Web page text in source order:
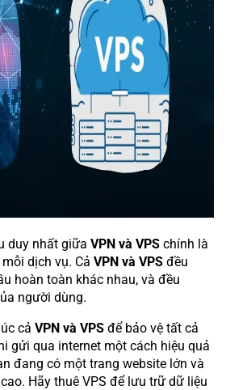
duy nhất giữa VPN và VPS chính là
dịch vụ. Cả VPN và VPS đều
hoàn toàn khác nhau, và đều
người dùng.
cả VPN và VPS để bảo vệ tất cả
gửi qua internet một cách hiệu quả
đang có một trang website lớn và
Hãy thuê VPS để lưu trữ dữ liệu